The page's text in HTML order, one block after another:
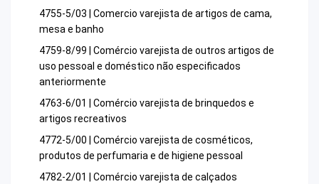
4755-5/03 | Comercio varejista de artigos de cama,
mesa e banho
4759-8/99 | Comércio varejista de outros artigos de
uso pessoal e doméstico não especificados
anteriormente
4763-6/01 | Comércio varejista de brinquedos e
artigos recreativos
4772-5/00 | Comércio varejista de cosméticos,
produtos de perfumaria e de higiene pessoal
4782-2/01 | Comércio varejista de calçados